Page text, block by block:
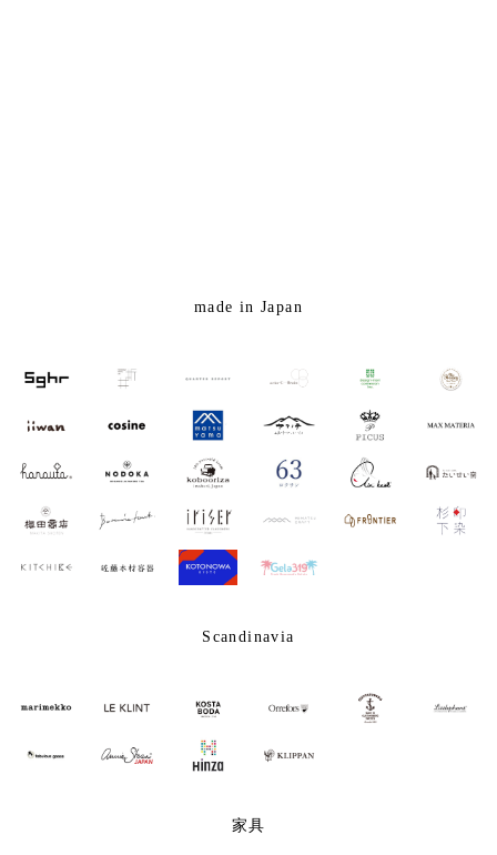
made in Japan
Scandinavia
家具